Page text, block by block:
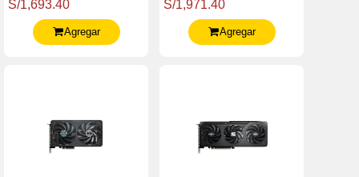
Gddr7, Pcie Gen 5.0
S/1,693.40
Agregar
Gddr7, Pcie Gen 5.0
S/1,971.40
Agregar